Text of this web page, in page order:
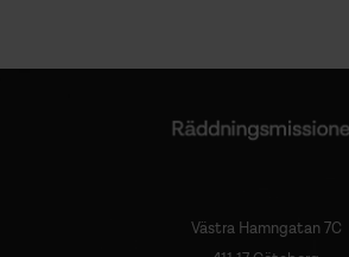
Västra Hamngatan 7C